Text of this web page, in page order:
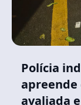
Polícia
avaliada